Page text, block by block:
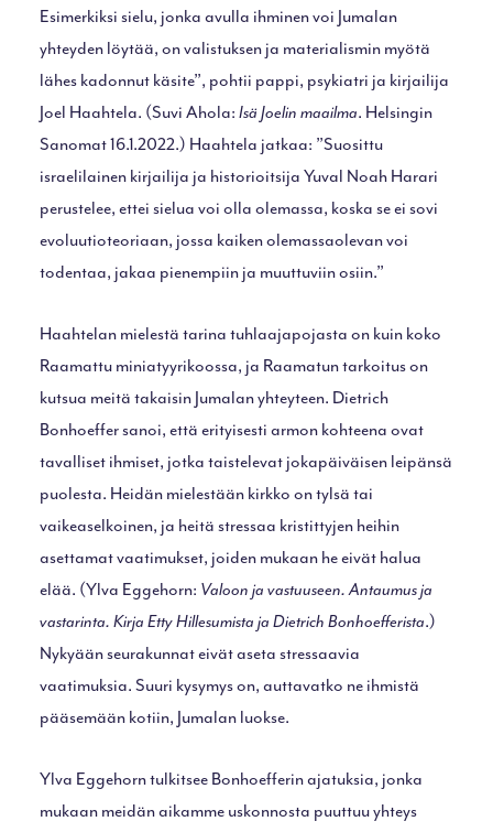
Esimerkiksi sielu, jonka avulla ihminen voi Jumalan
yhteyden löytää, on valistuksen ja materialismin myötä
lähes kadonnut käsite”, pohtii pappi, psykiatri ja kirjailija
Joel Haahtela. (Suvi Ahola: Isä Joelin maailma. Helsingin
Sanomat 16.1.2022.) Haahtela jatkaa: ”Suosittu
israelilainen kirjailija ja historioitsija Yuval Noah Harari
perustelee, ettei sielua voi olla olemassa, koska se ei sovi
evoluutioteoriaan, jossa kaiken olemassaolevan voi
todentaa, jakaa pienempiin ja muuttuviin osiin.”
Haahtelan mielestä tarina tuhlaajapojasta on kuin koko
Raamattu miniatyyrikoossa, ja Raamatun tarkoitus on
kutsua meitä takaisin Jumalan yhteyteen. Dietrich
Bonhoeffer sanoi, että erityisesti armon kohteena ovat
tavalliset ihmiset, jotka taistelevat jokapäiväisen leipänsä
puolesta. Heidän mielestään kirkko on tylsä tai
vaikeaselkoinen, ja heitä stressaa kristittyjen heihin
asettamat vaatimukset, joiden mukaan he eivät halua
elää. (Ylva Eggehorn: Valoon ja vastuuseen. Antaumus ja
vastarinta. Kirja Etty Hillesumista ja Dietrich Bonhoefferista.)
Nykyään seurakunnat eivät aseta stressaavia
vaatimuksia. Suuri kysymys on, auttavatko ne ihmistä
pääsemään kotiin, Jumalan luokse.
Ylva Eggehorn tulkitsee Bonhoefferin ajatuksia, jonka
mukaan meidän aikamme uskonnosta puuttuu yhteys